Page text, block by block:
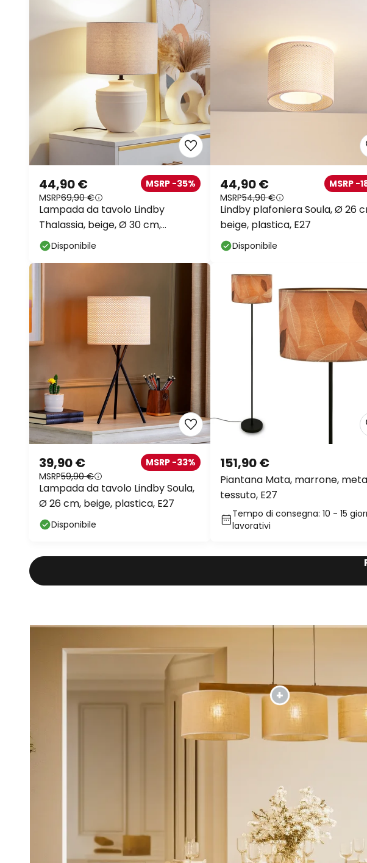
44,90 €
MSRP69,90 €
MSRP -35%
Lampada da tavolo Lindby
Thalassia, beige, Ø 30 cm,
ceramica
Disponibile
44,90 €
MSRP54,90 €
MSRP -
Lindby plafoniera Soula, Ø 26
beige, plastica, E27
Disponibile
39,90 €
MSRP59,90 €
MSRP -33%
Lampada da tavolo Lindby Soula,
Ø 26 cm, beige, plastica, E27
Disponibile
151,90 €
Piantana Mata, marrone,
tessuto, E27
Tempo di consegna: 10 - 15
lavorativi